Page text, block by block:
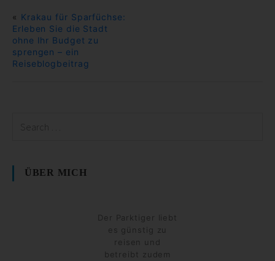
« Krakau für Sparfüchse:
Erleben Sie die Stadt
ohne Ihr Budget zu
sprengen – ein
Reiseblogbeitrag
ÜBER MICH
Der Parktiger liebt
es günstig zu
reisen und
betreibt zudem